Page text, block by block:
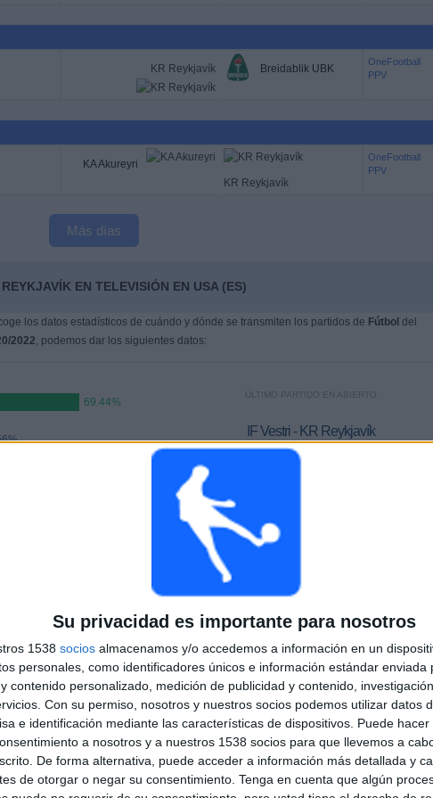
Su privacidad es importante para nosotros
1538 socios almacenamos y/o accedemos a información en un
personales, como identificadores únicos e información estándar enviada
contenido personalizado, medición de publicidad y contenido,
Con su permiso, nosotros y nuestros socios podemos utilizar datos
e identificación mediante las características de dispositivos. Puede hacer
a nosotros y a nuestros 1538 socios para que llevemos a
De forma alternativa, puede acceder a información más detallada y
de otorgar o negar su consentimiento. Tenga en cuenta que algún
KR Reykjavík Breidablik UBK
OneFootball
PPV
KA Akureyri
KR Reykjavík
OneFootball
PPV
Más días
EN TELEVISIÓN EN USA (ES)
los datos estadísticos de cuándo y dónde se transmiten los partidos de Fútbol del
2022, podemos dar los siguientes datos:
69.44%
ÚLTIMO PARTIDO EN ABIERTO
IF Vestri - KR Reykjavík
10/25/2025 Liga Premier Islandia por
OneFootball
284
GRATUÍTO
PARTIDOS
15
CONSECUTIVOS
TOTAL
16
RIVALES
MÁXIMO
11
VS Valur
Reykjavík
TOTAL
1
COMPETICIONES
RANKING POR COMPETICIONES
108 (100%)